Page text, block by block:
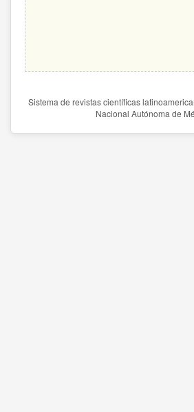
Sistema de revistas científicas
Nacional Autónoma de